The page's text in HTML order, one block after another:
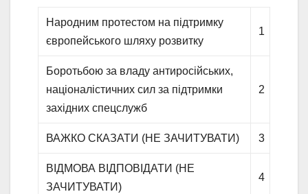
Народним протестом на підтримку
європейського шляху розвитку
1
Боротьбою за владу антиросійських,
націоналістичних сил за підтримки
західних спецслужб
2
ВАЖКО СКАЗАТИ (НЕ ЗАЧИТУВАТИ) 3
ВІДМОВА ВІДПОВІДАТИ (НЕ
ЗАЧИТУВАТИ)
4